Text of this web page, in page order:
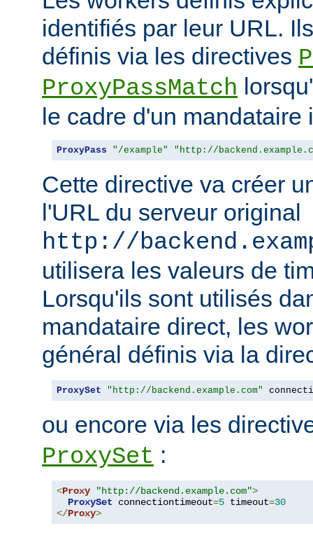
identifiés par leur URL.
définis via les directives
ProxyPassMatch
le cadre d'un mandataire
ProxyPass "/example" "http://
Cette directive va créer
l'URL du serveur original
http://
utilisera les valeurs de
Lorsqu'ils sont utilisés
mandataire direct, les
général définis via la
ProxySet "http://backend.example.com"
ou encore via les
ProxySet :
<Proxy "http://backend.example.com">
ProxySet connectiontimeout=5 timeout=30
</Proxy>